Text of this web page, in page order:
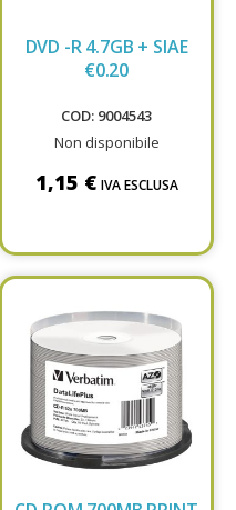
DVD -R 4.7GB + SIAE
€0.20
COD: 9004543
Non disponibile
1,15 € IVA ESCLUSA